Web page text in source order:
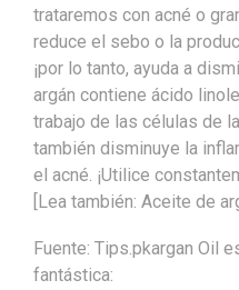
trataremos con acné o
reduce el sebo o la
¡por lo tanto, ayuda a
argán contiene ácido
trabajo de las células de
también disminuye la
el acné. ¡Utilice
[Lea también: Aceite de
Fuente: Tips.pkargan Oil
fantástica: